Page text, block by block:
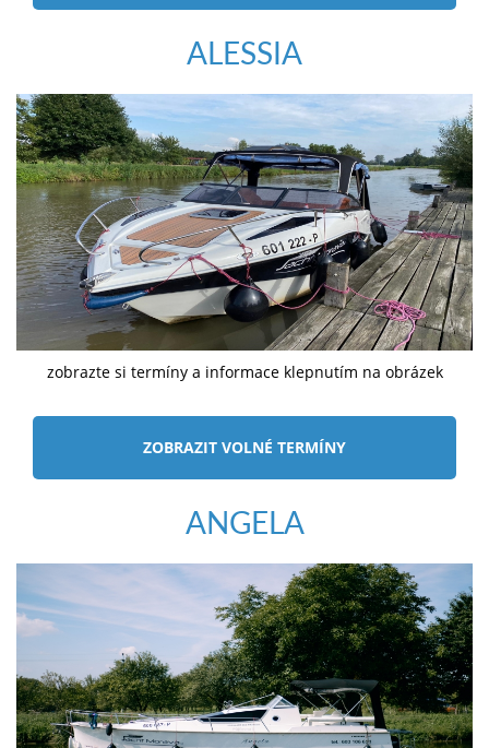
ALESSIA
zobrazte si termíny a informace klepnutím na obrázek
ZOBRAZIT VOLNÉ TERMÍNY
ANGELA